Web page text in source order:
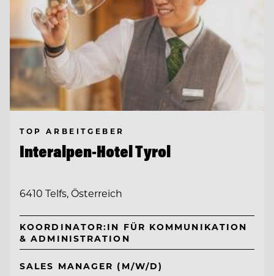
TOP ARBEITGEBER
Interalpen-Hotel Tyrol
6410 Telfs, Österreich
KOORDINATOR:IN FÜR KOMMUNIKATION
& ADMINISTRATION
SALES MANAGER (M/W/D)